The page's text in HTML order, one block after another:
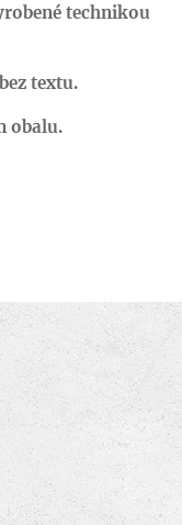
technikou
textu.
obalu.